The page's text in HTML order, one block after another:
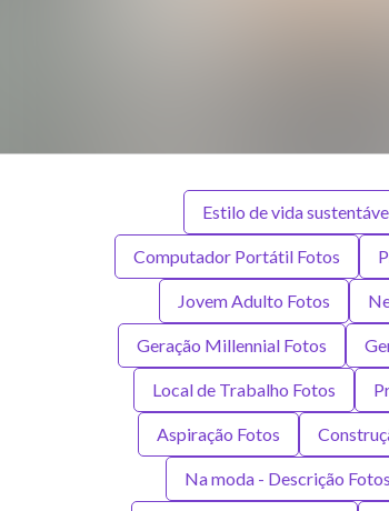
Estilo de vida
Computador Portátil Fotos
Jovem Adulto Fotos
Geração Millennial Fotos
Local de Trabalho Fotos
Aspiração Fotos
Na moda - Descrição Fotos